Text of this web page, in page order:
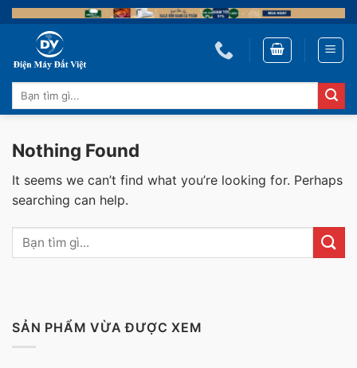
Skip
to
content
Tìm
kiếm:
Nothing Found
It seems we can’t find what you’re looking for. Perhaps
searching can help.
SẢN PHẨM VỪA ĐƯỢC XEM